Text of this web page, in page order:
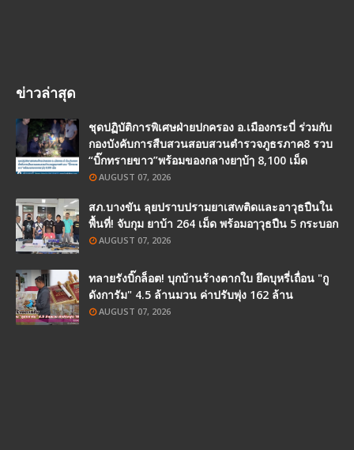
ข่าวล่าสุด
ชุดปฏิบัติการพิเศษฝ่ายปกครอง อ.เมืองกระบี่ ร่วมกับ
กองบังคับการสืบสวนสอบสวนตำรวจภูธรภาค8 รวบ
“บิ๊กทรายขาว”พร้อมของกลางยๅบ้ๅ 8,100 เม็ด
AUGUST 07, 2026
สภ.บางขัน ลุยปราบปรามยาเสwติดและอาวุธปืนใน
พื้นที่! จับกุม ยาบ้า 264 เม็ด พร้อมอๅวุธปืน 5 กระบอก
AUGUST 07, 2026
ทลายรังบิ๊กล็อต! บุกบ้านร้างตากใบ ยึดบุหรี่เถื่อน "กู
ดังการัม" 4.5 ล้านมวน ค่าปรับพุ่ง 162 ล้าน
AUGUST 07, 2026